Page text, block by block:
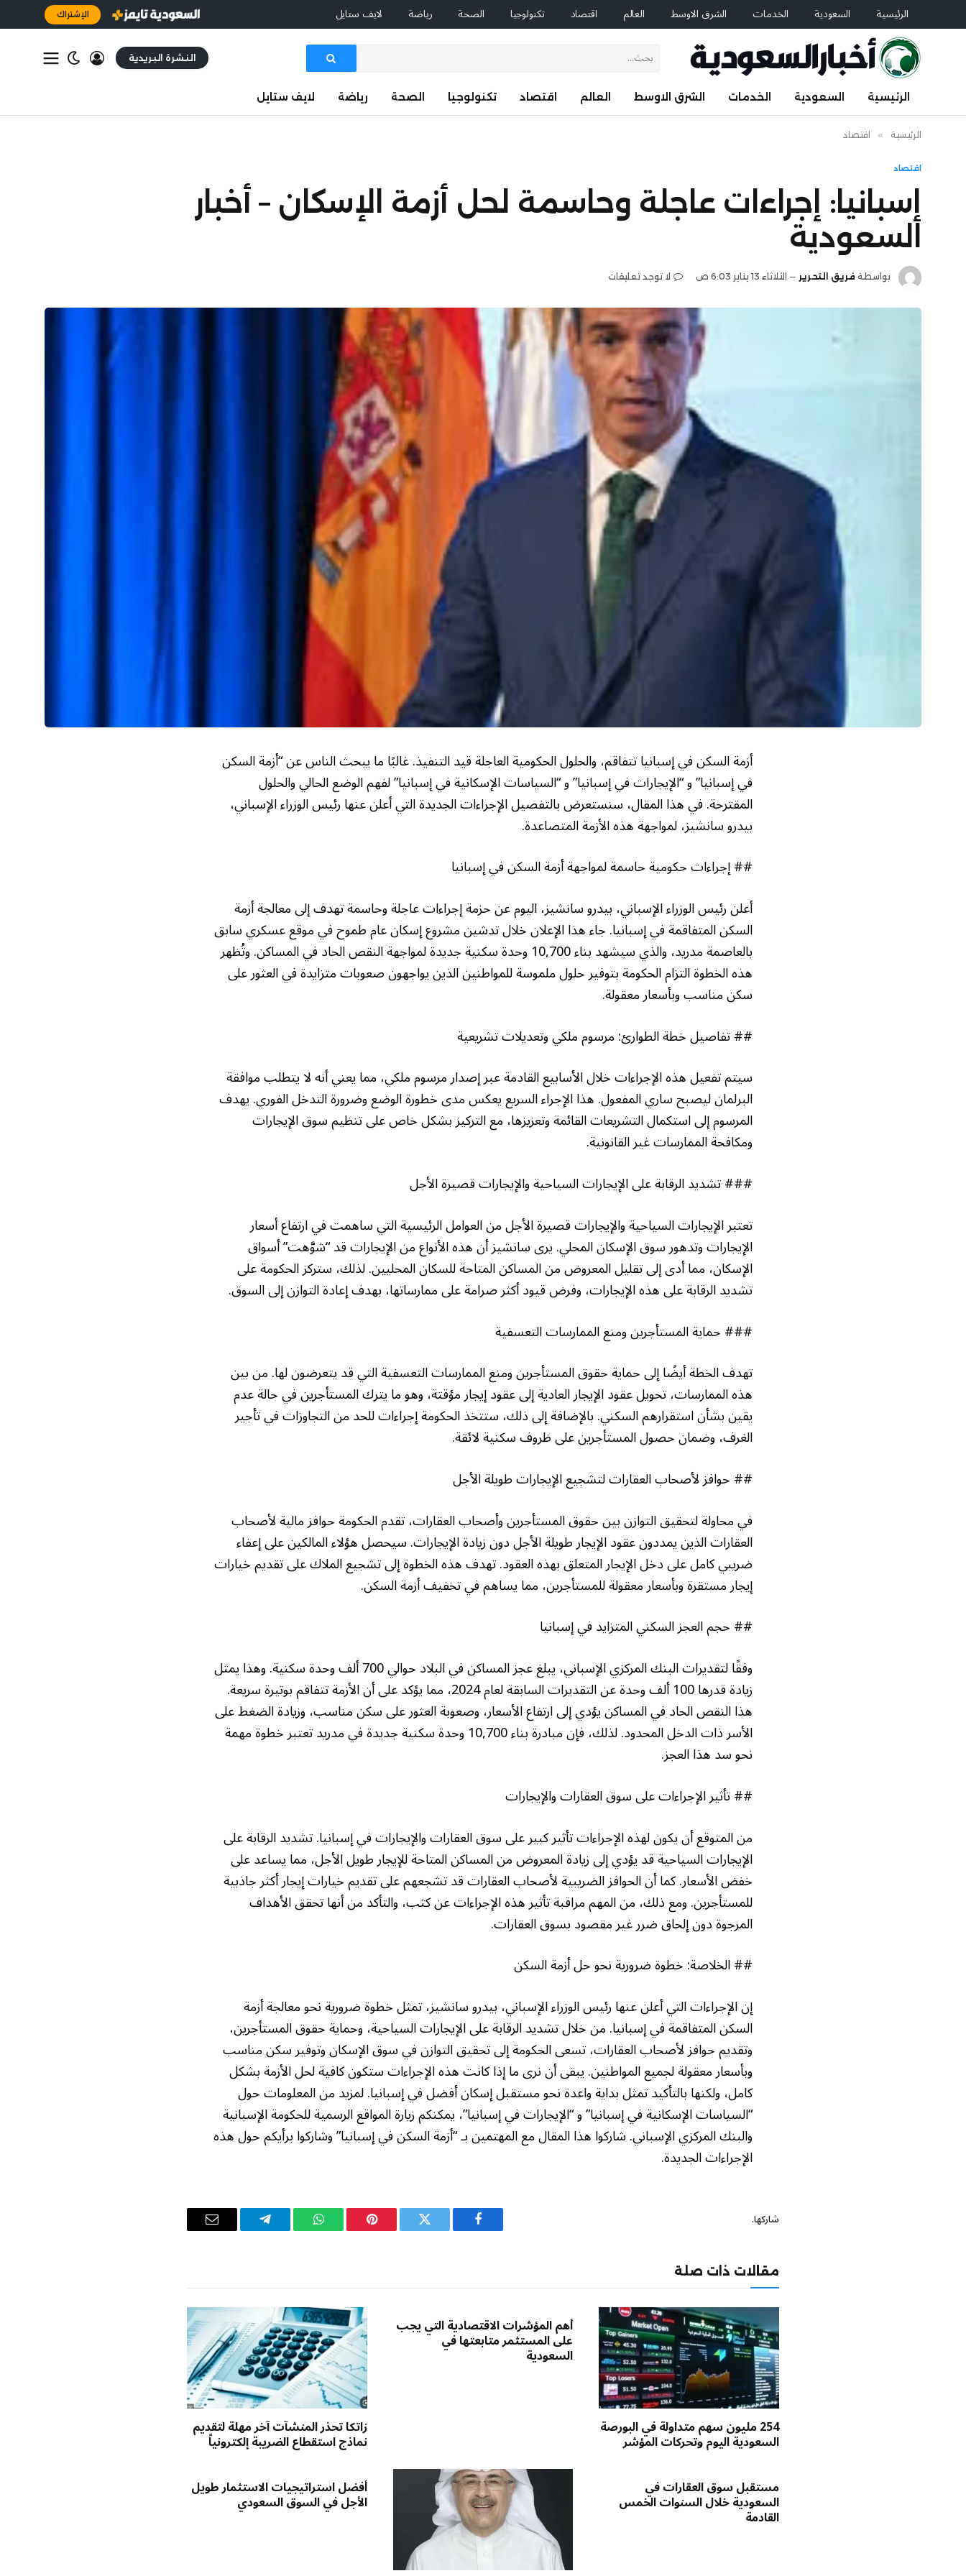
الرئيسية السعودية الخدمات الشرق الاوسط العالم اقتصاد تكنولوجيا الصحة رياضة لايف ستايل الإشتراك
النشرة البريدية
الرئيسية السعودية الخدمات الشرق الاوسط العالم اقتصاد تكنولوجيا الصحة رياضة لايف ستايل
الرئيسية » اقتصاد
اقتصاد
إسبانيا: إجراءات عاجلة وحاسمة لحل أزمة الإسكان – أخبار
السعودية
بواسطة فريق التحرير الثلاثاء 13 يناير 6:03 ص لا توجد تعليقات
أزمة السكن في إسبانيا تتفاقم، والحلول الحكومية العاجلة قيد التنفيذ. غالبًا ما يبحث الناس عن “أزمة السكن
في إسبانيا” و “الإيجارات في إسبانيا” و “السياسات الإسكانية في إسبانيا” لفهم الوضع الحالي والحلول
المقترحة. في هذا المقال، سنستعرض بالتفصيل الإجراءات الجديدة التي أعلن عنها رئيس الوزراء الإسباني،
بيدرو سانشيز، لمواجهة هذه الأزمة المتصاعدة.
## إجراءات حكومية حاسمة لمواجهة أزمة السكن في إسبانيا
أعلن رئيس الوزراء الإسباني، بيدرو سانشيز، اليوم عن حزمة إجراءات عاجلة وحاسمة تهدف إلى معالجة أزمة
السكن المتفاقمة في إسبانيا. جاء هذا الإعلان خلال تدشين مشروع إسكان عام طموح في موقع عسكري سابق
بالعاصمة مدريد، والذي سيشهد بناء 10,700 وحدة سكنية جديدة لمواجهة النقص الحاد في المساكن. وتُظهر
هذه الخطوة التزام الحكومة بتوفير حلول ملموسة للمواطنين الذين يواجهون صعوبات متزايدة في العثور على
سكن مناسب وبأسعار معقولة.
## تفاصيل خطة الطوارئ: مرسوم ملكي وتعديلات تشريعية
سيتم تفعيل هذه الإجراءات خلال الأسابيع القادمة عبر إصدار مرسوم ملكي، مما يعني أنه لا يتطلب موافقة
البرلمان ليصبح ساري المفعول. هذا الإجراء السريع يعكس مدى خطورة الوضع وضرورة التدخل الفوري. يهدف
المرسوم إلى استكمال التشريعات القائمة وتعزيزها، مع التركيز بشكل خاص على تنظيم سوق الإيجارات
ومكافحة الممارسات غير القانونية.
### تشديد الرقابة على الإيجارات السياحية والإيجارات قصيرة الأجل
تعتبر الإيجارات السياحية والإيجارات قصيرة الأجل من العوامل الرئيسية التي ساهمت في ارتفاع أسعار
الإيجارات وتدهور سوق الإسكان المحلي. يرى سانشيز أن هذه الأنواع من الإيجارات قد “شوَّهت” أسواق
الإسكان، مما أدى إلى تقليل المعروض من المساكن المتاحة للسكان المحليين. لذلك، ستركز الحكومة على
تشديد الرقابة على هذه الإيجارات، وفرض قيود أكثر صرامة على ممارساتها، بهدف إعادة التوازن إلى السوق.
### حماية المستأجرين ومنع الممارسات التعسفية
تهدف الخطة أيضًا إلى حماية حقوق المستأجرين ومنع الممارسات التعسفية التي قد يتعرضون لها. من بين
هذه الممارسات، تحويل عقود الإيجار العادية إلى عقود إيجار مؤقتة، وهو ما يترك المستأجرين في حالة عدم
يقين بشأن استقرارهم السكني. بالإضافة إلى ذلك، ستتخذ الحكومة إجراءات للحد من التجاوزات في تأجير
الغرف، وضمان حصول المستأجرين على ظروف سكنية لائقة.
## حوافز لأصحاب العقارات لتشجيع الإيجارات طويلة الأجل
في محاولة لتحقيق التوازن بين حقوق المستأجرين وأصحاب العقارات، تقدم الحكومة حوافز مالية لأصحاب
العقارات الذين يمددون عقود الإيجار طويلة الأجل دون زيادة الإيجارات. سيحصل هؤلاء المالكين على إعفاء
ضريبي كامل على دخل الإيجار المتعلق بهذه العقود. تهدف هذه الخطوة إلى تشجيع الملاك على تقديم خيارات
إيجار مستقرة وبأسعار معقولة للمستأجرين، مما يساهم في تخفيف أزمة السكن.
## حجم العجز السكني المتزايد في إسبانيا
وفقًا لتقديرات البنك المركزي الإسباني، يبلغ عجز المساكن في البلاد حوالي 700 ألف وحدة سكنية. وهذا يمثل
زيادة قدرها 100 ألف وحدة عن التقديرات السابقة لعام 2024، مما يؤكد على أن الأزمة تتفاقم بوتيرة سريعة.
هذا النقص الحاد في المساكن يؤدي إلى ارتفاع الأسعار، وصعوبة العثور على سكن مناسب، وزيادة الضغط على
الأسر ذات الدخل المحدود. لذلك، فإن مبادرة بناء 10,700 وحدة سكنية جديدة في مدريد تعتبر خطوة مهمة
نحو سد هذا العجز.
## تأثير الإجراءات على سوق العقارات والإيجارات
من المتوقع أن يكون لهذه الإجراءات تأثير كبير على سوق العقارات والإيجارات في إسبانيا. تشديد الرقابة على
الإيجارات السياحية قد يؤدي إلى زيادة المعروض من المساكن المتاحة للإيجار طويل الأجل، مما يساعد على
خفض الأسعار. كما أن الحوافز الضريبية لأصحاب العقارات قد تشجعهم على تقديم خيارات إيجار أكثر جاذبية
للمستأجرين. ومع ذلك، من المهم مراقبة تأثير هذه الإجراءات عن كثب، والتأكد من أنها تحقق الأهداف
المرجوة دون إلحاق ضرر غير مقصود بسوق العقارات.
## الخلاصة: خطوة ضرورية نحو حل أزمة السكن
إن الإجراءات التي أعلن عنها رئيس الوزراء الإسباني، بيدرو سانشيز، تمثل خطوة ضرورية نحو معالجة أزمة
السكن المتفاقمة في إسبانيا. من خلال تشديد الرقابة على الإيجارات السياحية، وحماية حقوق المستأجرين،
وتقديم حوافز لأصحاب العقارات، تسعى الحكومة إلى تحقيق التوازن في سوق الإسكان وتوفير سكن مناسب
وبأسعار معقولة لجميع المواطنين. يبقى أن نرى ما إذا كانت هذه الإجراءات ستكون كافية لحل الأزمة بشكل
كامل، ولكنها بالتأكيد تمثل بداية واعدة نحو مستقبل إسكان أفضل في إسبانيا. لمزيد من المعلومات حول
“السياسات الإسكانية في إسبانيا” و “الإيجارات في إسبانيا”، يمكنكم زيارة المواقع الرسمية للحكومة الإسبانية
والبنك المركزي الإسباني. شاركوا هذا المقال مع المهتمين بـ “أزمة السكن في إسبانيا” وشاركوا برأيكم حول هذه
الإجراءات الجديدة.
شاركها.
فيسبوك تويتر بينتيريستواتساب تيلقرام
البريد
مقالات ذات صلة
254 مليون سهم متداولة في البورصة
السعودية اليوم وتحركات المؤشر
أهم المؤشرات الاقتصادية التي يجب
على المستثمر متابعتها في
السعودية
زاتكا تحذر المنشآت آخر مهلة لتقديم
نماذج استقطاع الضريبة إلكترونياً
مستقبل سوق العقارات في
السعودية خلال السنوات الخمس
القادمة
أفضل استراتيجيات الاستثمار طويل
الأجل في السوق السعودي